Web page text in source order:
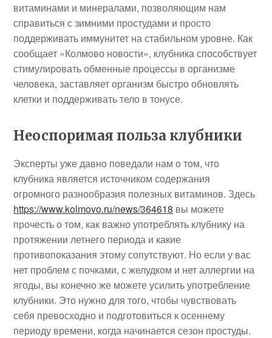
витаминами и минералами, позволяющим нам
справиться с зимними простудами и просто
поддерживать иммунитет на стабильном уровне. Как
сообщает «Колмово новости», клубника способствует
стимулировать обменные процессы в организме
человека, заставляет организм быстро обновлять
клетки и поддерживать тело в тонусе.
Неоспоримая польза клубники
Эксперты уже давно поведали нам о том, что
клубника является источником содержания
огромного разнообразия полезных витаминов. Здесь
https://www.kolmovo.ru/news/364618 вы можете
прочесть о том, как важно употреблять клубнику на
протяжении летнего периода и какие
противопоказания этому сопутствуют. Но если у вас
нет проблем с почками, с желудком и нет аллергии на
ягоды, вы конечно же можете усилить употребление
клубники. Это нужно для того, чтобы чувствовать
себя превосходно и подготовиться к осеннему
периоду времени, когда начинается сезон простуды.